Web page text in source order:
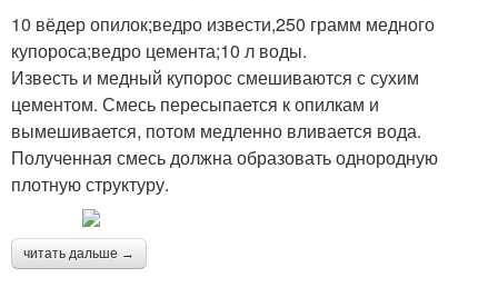
10 вёдер опилок;ведро извести,250 грамм медного
купороса;ведро цемента;10 л воды.
Известь и медный купорос смешиваются с сухим
цементом. Смесь пересыпается к опилкам и
вымешивается, потом медленно вливается вода.
Полученная смесь должна образовать однородную
плотную структуру.
читать дальше →